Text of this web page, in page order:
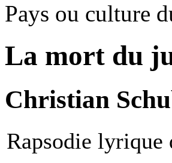
Pays ou culture
La mort du
Christian
Rapsodie lyrique